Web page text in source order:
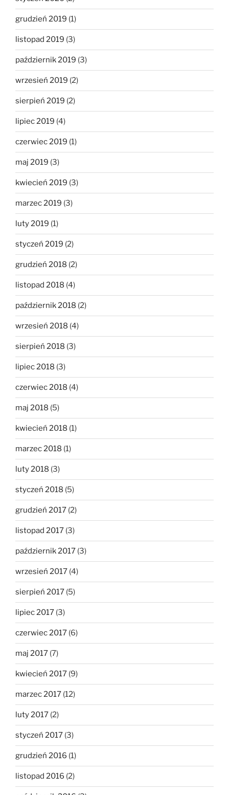
grudzień 2019 (1)
listopad 2019 (3)
październik 2019 (3)
wrzesień 2019 (2)
sierpień 2019 (2)
lipiec 2019 (4)
czerwiec 2019 (1)
maj 2019 (3)
kwiecień 2019 (3)
marzec 2019 (3)
luty 2019 (1)
styczeń 2019 (2)
grudzień 2018 (2)
listopad 2018 (4)
październik 2018 (2)
wrzesień 2018 (4)
sierpień 2018 (3)
lipiec 2018 (3)
czerwiec 2018 (4)
maj 2018 (5)
kwiecień 2018 (1)
marzec 2018 (1)
luty 2018 (3)
styczeń 2018 (5)
grudzień 2017 (2)
listopad 2017 (3)
październik 2017 (3)
wrzesień 2017 (4)
sierpień 2017 (5)
lipiec 2017 (3)
czerwiec 2017 (6)
maj 2017 (7)
kwiecień 2017 (9)
marzec 2017 (12)
luty 2017 (2)
styczeń 2017 (3)
grudzień 2016 (1)
listopad 2016 (2)